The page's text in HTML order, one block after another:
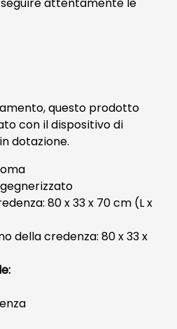
questo prodotto
con il dispositivo di
dotazione.
80 x 33 x 70 cm (L x
della credenza: 80 x 33 x